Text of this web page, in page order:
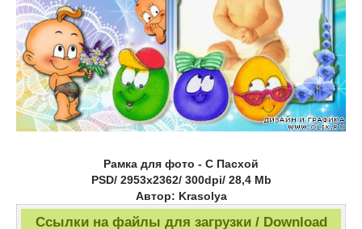
Рамка для фото - С Пасхой
PSD/ 2953х2362/ 300dpi/ 28,4 Mb
Автор: Krasolya
Ссылки на файлы для загрузки / Download